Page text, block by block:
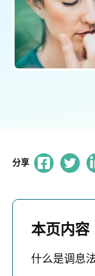
分享
本页内容
什么是调息法